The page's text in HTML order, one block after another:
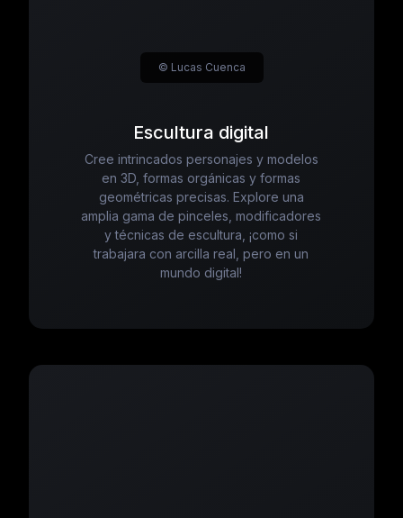
Escultura digital
Cree intrincados personajes y modelos
en 3D, formas orgánicas y formas
geométricas precisas. Explore una
amplia gama de pinceles, modificadores
y técnicas de escultura, ¡como si
trabajara con arcilla real, pero en un
mundo digital!
© Lucas Cuenca